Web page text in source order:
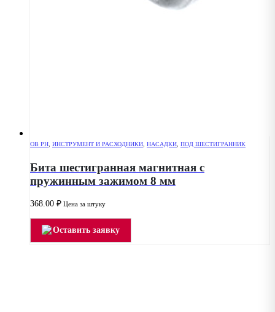
OB PH, ИНСТРУМЕНТ И РАСХОДНИКИ, НАСАДКИ, ПОД ШЕСТИГРАННИК
Бита шестигранная магнитная с
пружинным зажимом 8 мм
368.00 ₽ Цена за штуку
Оставить заявку